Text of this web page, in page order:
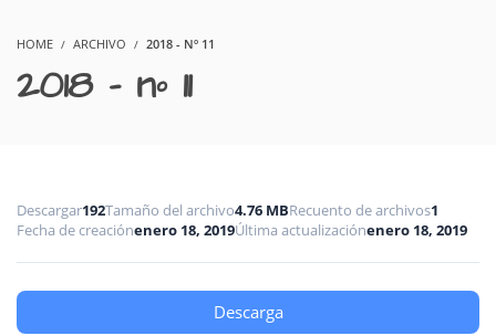
HOME ARCHIVO 2018 - Nº 11
2018 – nº 11
Descargar192Tamaño del archivo4.76 MBRecuento de archivos1
Fecha de creaciónenero 18, 2019Última actualizaciónenero 18, 2019
Descarga